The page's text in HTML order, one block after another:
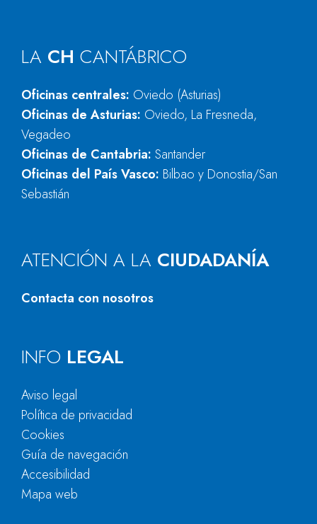
LA CH CANTÁBRICO
Oficinas centrales: Oviedo (Asturias)
Oficinas de Asturias: Oviedo, La Fresneda,
Vegadeo
Oficinas de Cantabria: Santander
Oficinas del País Vasco: Bilbao y Donostia/San
Sebastián
ATENCIÓN A LA CIUDADANÍA
Contacta con nosotros
INFO LEGAL
Aviso legal
Política de privacidad
Cookies
Guía de navegación
Accesibilidad
Mapa web